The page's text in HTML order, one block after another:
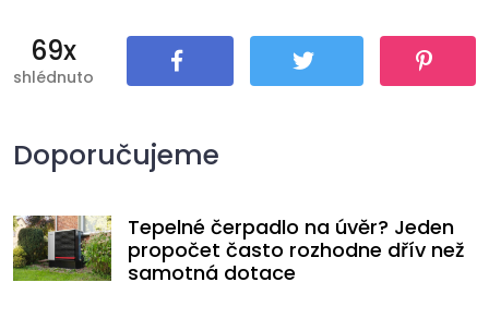
69x
shlédnuto
Doporučujeme
Tepelné čerpadlo na úvěr? Jeden
propočet často rozhodne dřív než
samotná dotace